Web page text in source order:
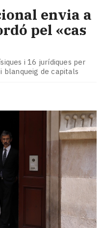
envia a
pel «cas
i 16 jurídiques per
blanqueig de capitals